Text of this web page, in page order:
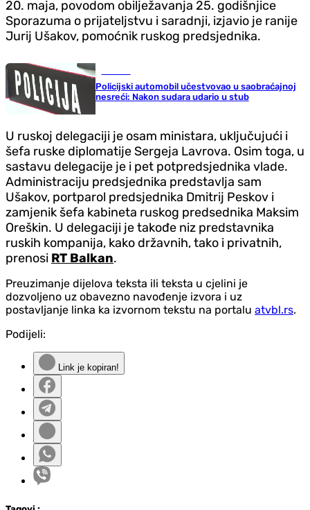
20. maja, povodom obilježavanja 25. godišnjice
Sporazuma o prijateljstvu i saradnji, izjavio je ranije
Jurij Ušakov, pomoćnik ruskog predsjednika.
Policijski automobil učestvovao u saobraćajnoj
nesreći: Nakon sudara udario u stub
U ruskoj delegaciji je osam ministara, uključujući i
šefa ruske diplomatije Sergeja Lavrova. Osim toga, u
sastavu delegacije je i pet potpredsjednika vlade.
Administraciju predsjednika predstavlja sam
Ušakov, portparol predsjednika Dmitrij Peskov i
zamjenik šefa kabineta ruskog predsednika Maksim
Oreškin. U delegaciji je takođe niz predstavnika
ruskih kompanija, kako državnih, tako i privatnih,
prenosi RT Balkan.
Preuzimanje dijelova teksta ili teksta u cjelini je
dozvoljeno uz obavezno navođenje izvora i uz
postavljanje linka ka izvornom tekstu na portalu atvbl.rs.
Podijeli:
Link je kopiran!